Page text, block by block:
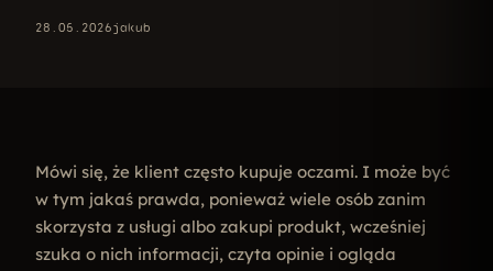
28.05.2026jakub
Mówi się, że klient często kupuje oczami. I może być
w tym jakaś prawda, ponieważ wiele osób zanim
skorzysta z usługi albo zakupi produkt, wcześniej
szuka o nich informacji, czyta opinie i ogląda